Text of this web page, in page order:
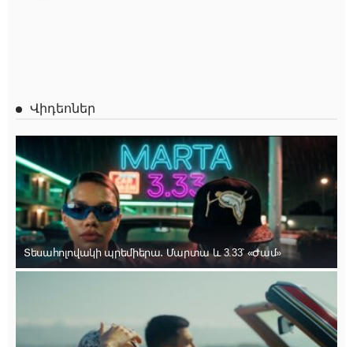
Վիդեոներ
Տեսահոլովակի պրեմիերա․ Մարտա և 3.33՝ «Ժամ»